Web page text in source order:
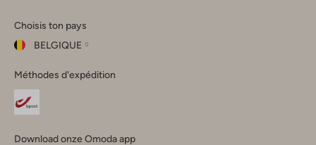
Instagram
Facebook
TikTok
Choisis ton pays
BELGIQUE
ton
pays
Fermer
Méthodes d'expédition
Download onze Omoda app